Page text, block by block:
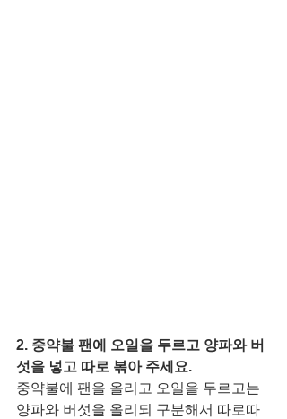
2. 중약불 팬에 오일을 두르고 양파와 버
섯을 넣고 따로 볶아 주세요.
중약불에 팬을 올리고 오일을 두르고는
양파와 버섯을 올리되 구분해서 따로따